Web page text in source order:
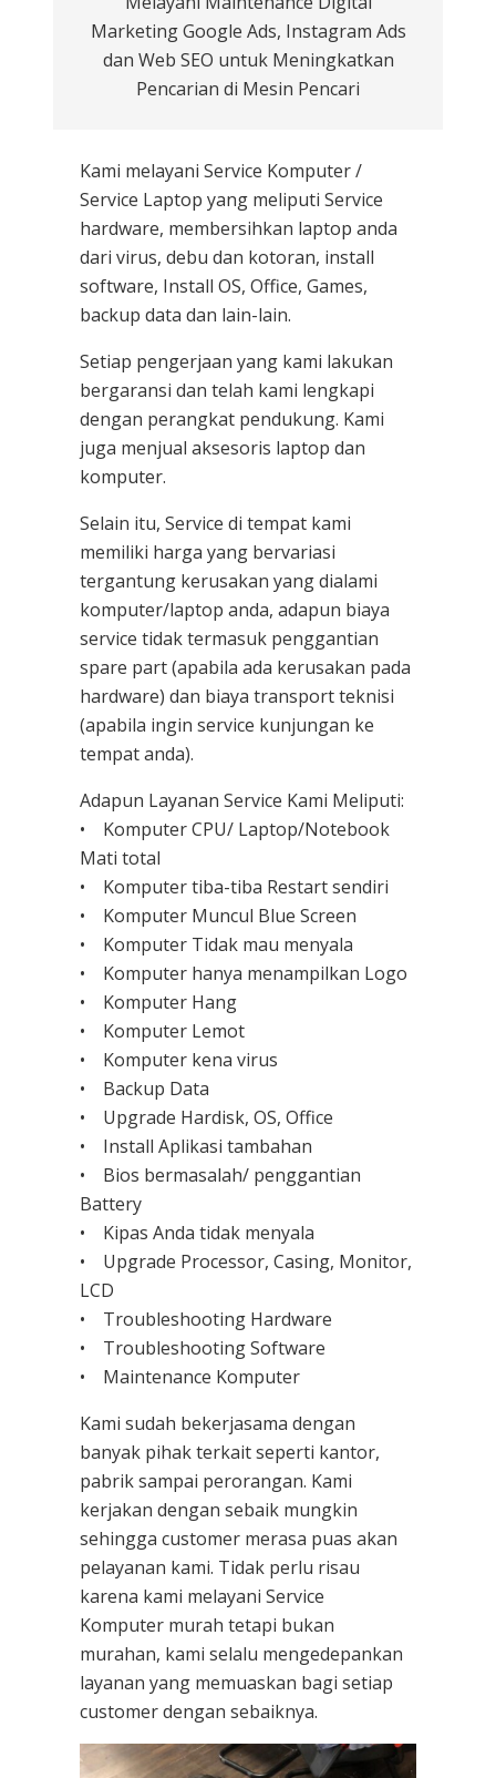
Marketing Google Ads, Instagram Ads
dan Web SEO untuk Meningkatkan
Pencarian di Mesin Pencari
Kami melayani Service Komputer /
Service Laptop yang meliputi Service
hardware, membersihkan laptop anda
dari virus, debu dan kotoran, install
software, Install OS, Office, Games,
backup data dan lain-lain.
Setiap pengerjaan yang kami lakukan
bergaransi dan telah kami lengkapi
dengan perangkat pendukung. Kami
juga menjual aksesoris laptop dan
komputer.
Selain itu, Service di tempat kami
memiliki harga yang bervariasi
tergantung kerusakan yang dialami
komputer/laptop anda, adapun biaya
service tidak termasuk penggantian
spare part (apabila ada kerusakan pada
hardware) dan biaya transport teknisi
(apabila ingin service kunjungan ke
tempat anda).
Adapun Layanan Service Kami Meliputi:
• Komputer CPU/ Laptop/Notebook
Mati total
• Komputer tiba-tiba Restart sendiri
• Komputer Muncul Blue Screen
• Komputer Tidak mau menyala
• Komputer hanya menampilkan Logo
• Komputer Hang
• Komputer Lemot
• Komputer kena virus
• Backup Data
• Upgrade Hardisk, OS, Office
• Install Aplikasi tambahan
• Bios bermasalah/ penggantian
Battery
• Kipas Anda tidak menyala
• Upgrade Processor, Casing, Monitor,
LCD
• Troubleshooting Hardware
• Troubleshooting Software
• Maintenance Komputer
Kami sudah bekerjasama dengan
banyak pihak terkait seperti kantor,
pabrik sampai perorangan. Kami
kerjakan dengan sebaik mungkin
sehingga customer merasa puas akan
pelayanan kami. Tidak perlu risau
karena kami melayani Service
Komputer murah tetapi bukan
murahan, kami selalu mengedepankan
layanan yang memuaskan bagi setiap
customer dengan sebaiknya.